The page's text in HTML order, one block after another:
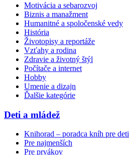
Motivácia a sebarozvoj
Biznis a manažment
Humanitné a spoločenské vedy
História
Životopisy a reportáže
Vzťahy a rodina
Zdravie a životný štýl
Počítače a internet
Hobby
Umenie a dizajn
Ďalšie kategórie
Deti a mládež
Knihorad – poradca kníh pre deti
Pre najmenších
Pre prvákov